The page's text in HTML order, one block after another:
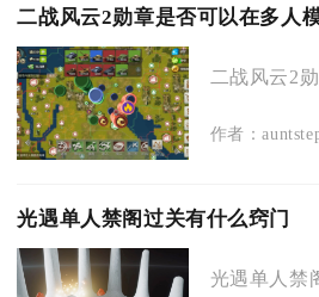
二战风云2勋章是否可以在多人
二战风云2
作者：
光遇单人禁阁过关有什么窍门
光遇单人禁